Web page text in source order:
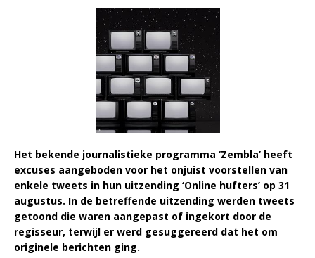
Het bekende journalistieke programma ‘Zembla’ heeft
excuses aangeboden voor het onjuist voorstellen van
enkele tweets in hun uitzending ‘Online hufters’ op 31
augustus. In de betreffende uitzending werden tweets
getoond die waren aangepast of ingekort door de
regisseur, terwijl er werd gesuggereerd dat het om
originele berichten ging.